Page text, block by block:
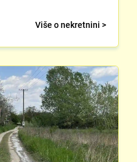
Više o nekretnini >